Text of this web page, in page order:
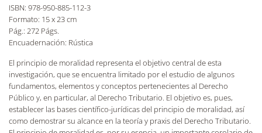
ISBN: 978-950-885-112-3
Formato: 15 x 23 cm
Pág.: 272 Págs.
Encuadernación: Rústica
El principio de moralidad representa el objetivo central de esta
investigación, que se encuentra limitado por el estudio de algunos
fundamentos, elementos y conceptos pertenecientes al Derecho
Público y, en particular, al Derecho Tributario. El objetivo es, pues,
establecer las bases científico-jurídicas del principio de moralidad, así
como demostrar su alcance en la teoría y praxis del Derecho Tributario.